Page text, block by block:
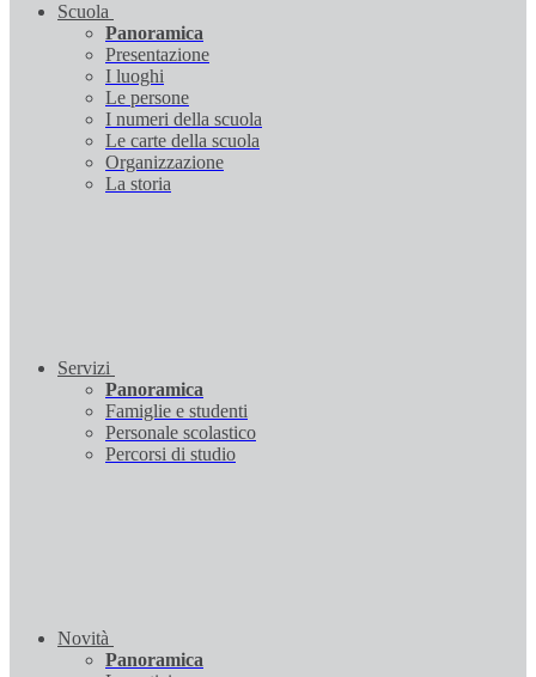
Scuola
Panoramica
Presentazione
I luoghi
Le persone
I numeri della scuola
Le carte della scuola
Organizzazione
La storia
Servizi
Panoramica
Famiglie e studenti
Personale scolastico
Percorsi di studio
Novità
Panoramica